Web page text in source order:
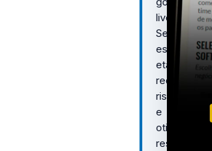
live.
Seguir
essas
etapas
reduz
riscos
e
otimiza
resultados,